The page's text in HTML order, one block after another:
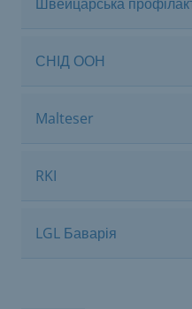
СНІД ООН
Malteser
RKI
LGL Баварія